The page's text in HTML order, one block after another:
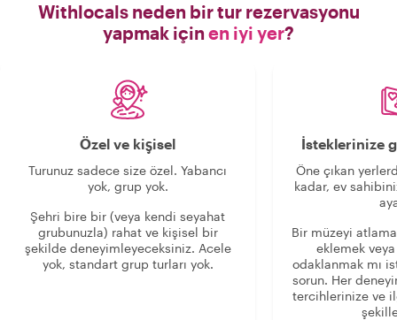
Withlocals neden bir tur rezervasyonu
yapmak için en iyi yer?
Özel ve kişisel
Turunuz sadece size özel. Yabancı
yok, grup yok.
Şehri bire bir (veya kendi seyahat
grubunuzla) rahat ve kişisel bir
şekilde deneyimleyeceksiniz. Acele
yok, standart grup turları yok.
İsteklerinize
Öne çıkan
kadar, ev
Bir müzeyi
eklemek
odaklanmak mı
sorun. Her
tercihlerinize ve